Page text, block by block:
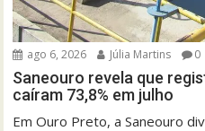
ago 6, 2026 Júlia Martins 0
Saneouro revela que
caíram 73,8% em julho
Em Ouro Preto, a Saneouro